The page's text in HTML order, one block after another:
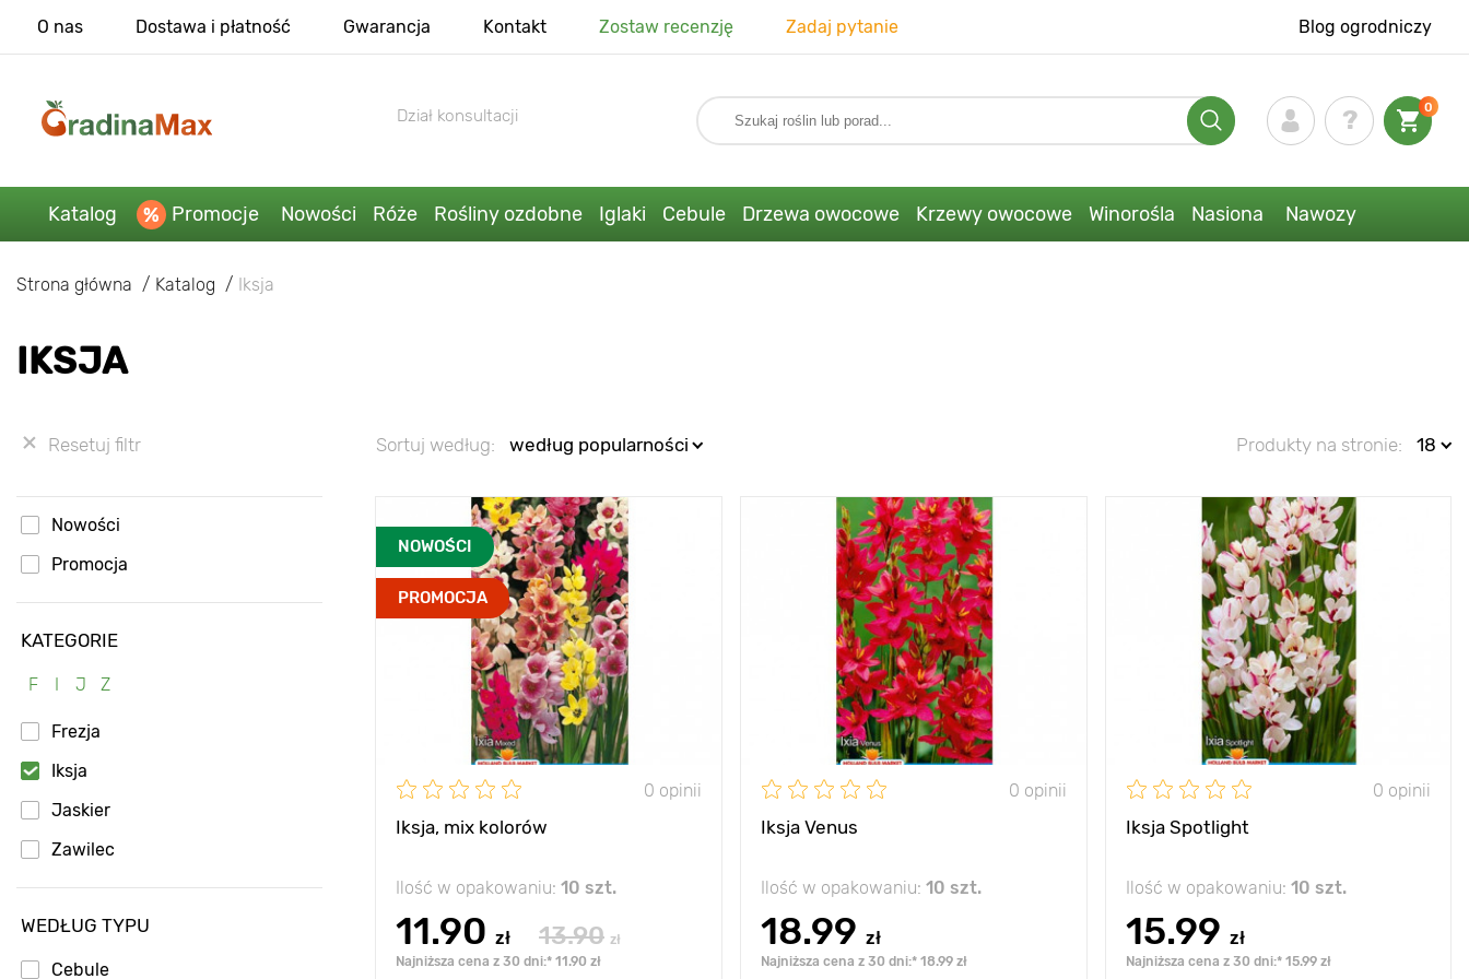
O nas Dostawa i płatność Gwarancja Kontakt Zostaw recenzję Zadaj pytanie Blog ogrodniczy
Dział konsultacji 0
Katalog Promocje Nowości Róże Rośliny ozdobne Iglaki Cebule Drzewa owocowe Krzewy owocowe Winorośla Nasiona Nawozy
Strona główna Katalog Iksja
IKSJA
Resetuj filtr
Nowości
Promocja
KATEGORIE
F I J Z
Frezja
Iksja
Jaskier
Zawilec
WEDŁUG TYPU
Cebule
Sortuj według: według popularności Produkty na stronie: 18
NOWOŚCI
PROMOCJA
0 opinii
Iksja, mix kolorów
Ilość w opakowaniu: 10 szt.
11.90 zł 13.90 zł
Najniższa cena z 30 dni:* 11.90 zł
Zalety
prawdziwy karnawał
Wysokość 20 - 30 cm
Stanowisko
półrozproszony
Mrozoodporność
Głębokość sadzenia 3 - 5 cm 0 opinii
Iksja Venus
Ilość w opakowaniu: 10 szt.
18.99 zł
Najniższa cena z 30 dni:* 18.99 zł
będzie ozdobą
każdego miejsca
20 - 30 cm
Stanowisko słońce, pół cienia
Mrozoodporność
0 opinii
Iksja Spotlight
Ilość w opakowaniu: 10 szt.
15.99 zł
Najniższa cena z 30 dni:* 15.99 zł
korzystnie podkreśla
ogród kwiatowy
20 - 30 cm
Stanowisko słońce, pół cienia
Mrozoodporność